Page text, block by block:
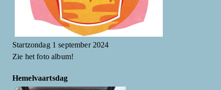
Startzondag 1 september 2024
Zie het foto album!
Hemelvaartsdag